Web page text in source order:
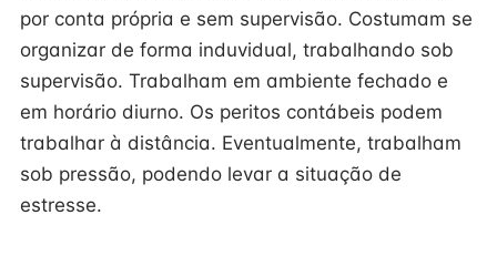
por conta própria e sem supervisão. Costumam se
organizar de forma induvidual, trabalhando sob
supervisão. Trabalham em ambiente fechado e
em horário diurno. Os peritos contábeis podem
trabalhar à distância. Eventualmente, trabalham
sob pressão, podendo levar a situação de
estresse.